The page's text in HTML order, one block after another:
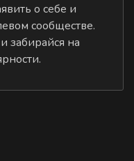
о себе и
сообществе.
забирайся на